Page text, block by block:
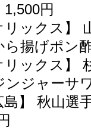
円
リックス】
ら揚げポン
リックス】
ンジャーサ
島】 秋山